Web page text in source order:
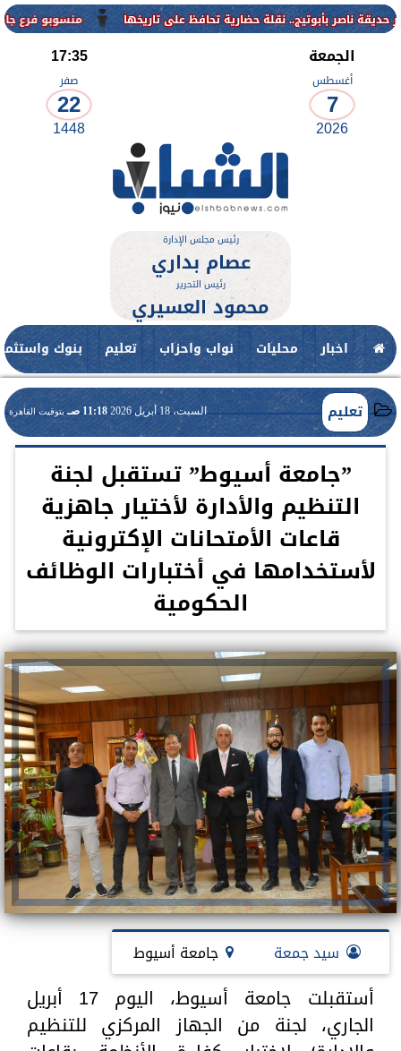
منسوبو فرع جامعة الأزهر
الجمعة
أغسطس
7
2026
17:35
صفر
22
1448
رئيس مجلس الإدارة
عصام بداري
رئيس التحرير
محمود العسيري
اخبار محليات نواب واحزاب تعليم بنوك
تعليم السبت، 18 أبريل 2026 11:18 صـ بتوقيت القاهرة
”جامعة أسيوط” تستقبل لجنة
التنظيم والأدارة لأختيار جاهزية
قاعات الأمتحانات الإكترونية
لأستخدامها في أختبارات الوظائف
الحكومية
سيد جمعة جامعة أسيوط
أستقبلت جامعة أسيوط، اليوم 17 أبريل
الجاري، لجنة من الجهاز المركزي للتنظيم